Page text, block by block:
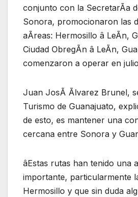
conjunto con la SecretarÃa
Sonora, promocionaron las
aÃreas: Hermosillo â LeÃn,
Ciudad ObregÃn â LeÃn,
comenzaron a operar en
Juan JosÃ Ãlvarez Brunel,
Turismo de Guanajuato,
de esto, es mantener una
cercana entre Sonora y
âEstas rutas han tenido una
importante, particularmente
Hermosillo y que sin duda